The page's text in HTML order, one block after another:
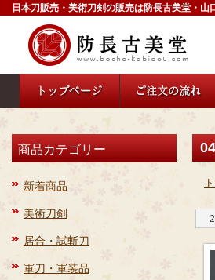
日本刀販売・美術刀剣の販売は防長古美堂・山
商品カテゴリー
新着商品
美術刀剣
居合・試斬刀
軍刀・軍装品